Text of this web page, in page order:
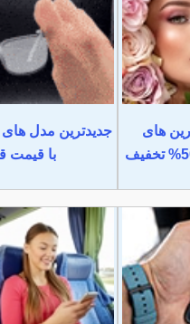
های
جدیدترین مدل های
با قیمت